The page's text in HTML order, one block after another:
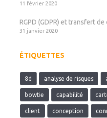
11 février 2020
RGPD (GDPR) et transfert
31 janvier 2020
ÉTIQUETTES
8d analyse de risques
bowtie capabilité
client conception